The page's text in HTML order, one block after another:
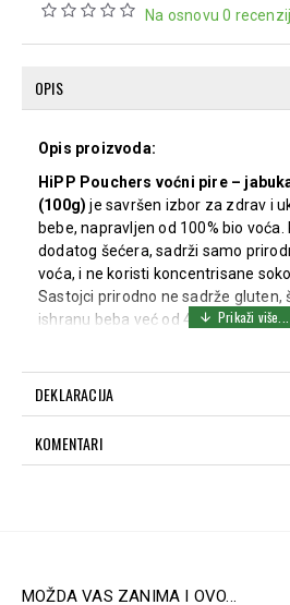
Na osnovu 0
OPIS
Opis proizvoda:
HiPP Pouchers voćni pire –
(100g) je savršen izbor za zdrav i
bebe, napravljen od 100% bio
dodatog šećera, sadrži samo
voća, i ne koristi koncentrisane
Sastojci prirodno ne sadrže gluten,
ishranu beba već od 4 meseca.
proizvodnje – jabuke (40%),
(20%).
Bez dodatog šećera:
šećerima prisutnim u voću.
Praktično pakovanje:Lako za
DEKLARACIJA
KOMENTARI
MOŽDA VAS ZANIMA I OVO...